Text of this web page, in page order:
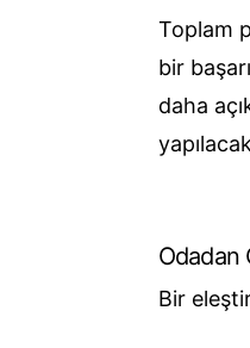
Toplam
bir
daha
Odadan
Bir